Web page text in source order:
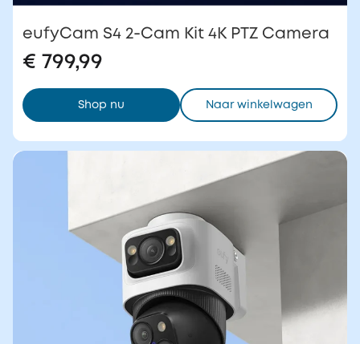
eufyCam S4 2-Cam Kit 4K PTZ Camera
€ 799,99
Shop nu Naar winkelwagen